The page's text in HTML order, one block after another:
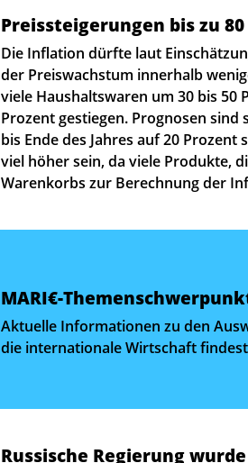
Preissteigerungen bis zu
Die Inflation dürfte laut
der Preiswachstum innerhalb
viele Haushaltswaren um 30 bis 50
Prozent gestiegen. Prognosen
bis Ende des Jahres auf 20
viel höher sein, da viele Produkte,
Warenkorbs zur Berechnung der
MARI€-
Aktuelle Informationen zu den
die internationale Wirtschaft
Russische Regierung